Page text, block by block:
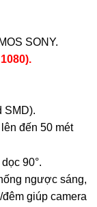
SONY.
SMD).
đến 50 mét
90°.
ngược sáng,
giúp camera